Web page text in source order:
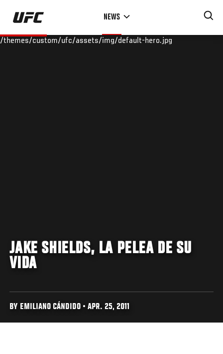
Skip
main
NEWS
/themes/custom/ufc/assets/img/default-hero.jpg
JAKE SHIELDS, LA PELEA DE SU
VIDA
BY EMILIANO CÁNDIDO • APR. 25, 2011